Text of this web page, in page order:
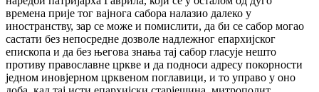
времена прије тог вајнога сабора налазио далеко у
иностранству, зар се може и помислити, да би се сабор могао
састати без непосредне дозволе надлежног епархијског
епископа и да без његова знања тај сабор гласује нешто
противу православне цркве и да подноси адресу покорности
једном иновјерном црквеном поглавици, и то управо у оно